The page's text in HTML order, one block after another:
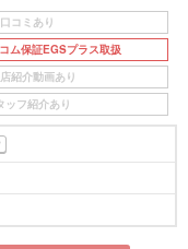
口コミあり
ム保証EGSプラス取扱
紹介動画あり
ッフ紹介あり